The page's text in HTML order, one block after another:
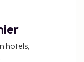
hotels,